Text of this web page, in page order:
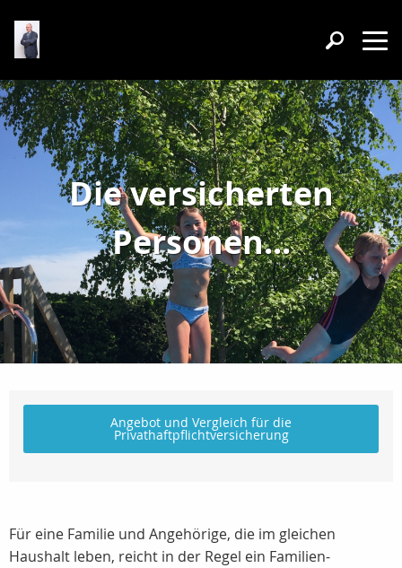
Die versicherten
Personen...
Angebot und Vergleich für die
Privathaftpflichtversicherung
Für eine Familie und Angehörige, die im gleichen
Haushalt leben, reicht in der Regel ein Familien-